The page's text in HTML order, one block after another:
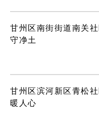
甘州区南街街道南关
守净土
甘州区滨河新区青松
暖人心